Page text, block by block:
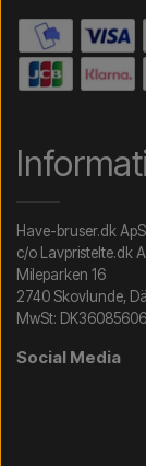
Have-bruser.dk ApS
c/o Lavpristelte.dk
Mileparken 16
2740 Skovlunde,
MwSt: DK36085606
Social Media